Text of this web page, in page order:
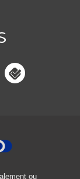
ou